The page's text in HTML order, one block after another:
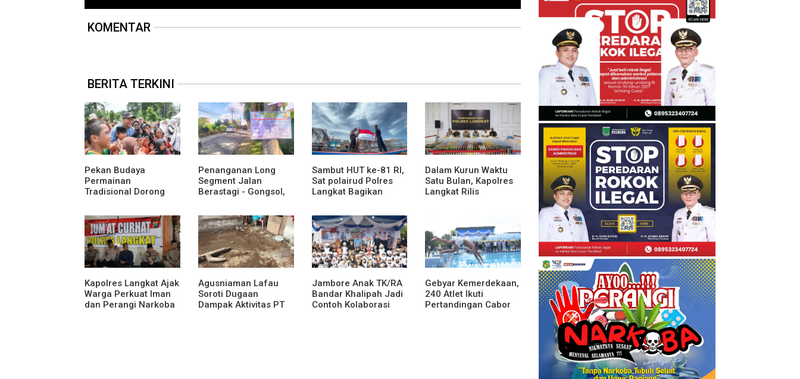
KOMENTAR
BERITA TERKINI
Pekan Budaya
Permainan
Tradisional Dorong
dan Kurangi
Ketergantungan
Gadget
Penanganan Long
Segment Jalan
Berastagi - Gongsol,
Kabupaten Karo
Tingkatkan
Kenyamanan Akses
Wisata, Pertanian dan
Perekonomian
Sambut HUT ke-81 RI,
Sat polairud Polres
Langkat Bagikan
kepada Nelayan
Dalam Kurun Waktu
Satu Bulan, Kapolres
Langkat Rilis
Pidana Kriminal, dan
Kekerasan Seksual
terhadap Anak
Kapolres Langkat Ajak
Warga Perkuat Iman
dan Perangi Narkoba
Agusniaman Lafau
Soroti Dugaan
Dampak Aktivitas PT
Jambore Anak TK/RA
Bandar Khalipah Jadi
Contoh Kolaborasi
Gebyar Kemerdekaan,
240 Atlet Ikuti
Pertandingan Cabor